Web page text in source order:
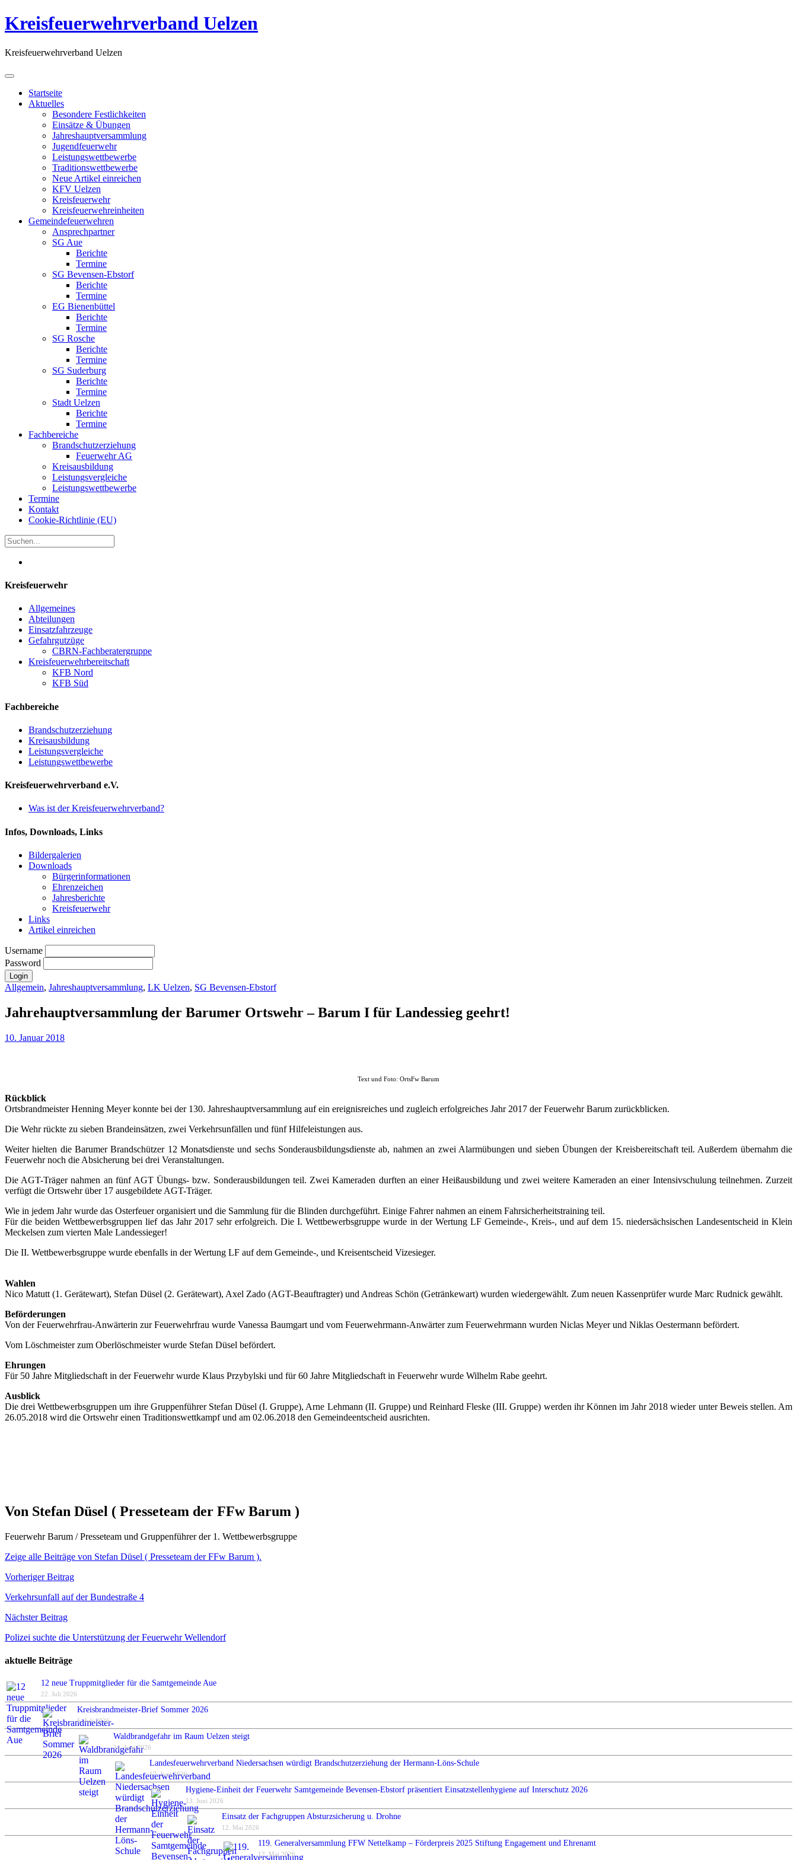
Kreisfeuerwehrverband Uelzen
Kreisfeuerwehrverband Uelzen
Startseite
Aktuelles
Besondere Festlichkeiten
Einsätze & Übungen
Jahreshauptversammlung
Jugendfeuerwehr
Leistungswettbewerbe
Traditionswettbewerbe
Neue Artikel einreichen
KFV Uelzen
Kreisfeuerwehr
Kreisfeuerwehreinheiten
Gemeindefeuerwehren
Ansprechpartner
SG Aue
Berichte
Termine
SG Bevensen-Ebstorf
Berichte
Termine
EG Bienenbüttel
Berichte
Termine
SG Rosche
Berichte
Termine
SG Suderburg
Berichte
Termine
Stadt Uelzen
Berichte
Termine
Fachbereiche
Brandschutzerziehung
Feuerwehr AG
Kreisausbildung
Leistungsvergleiche
Leistungswettbewerbe
Termine
Kontakt
Cookie-Richtlinie (EU)
Kreisfeuerwehr
Allgemeines
Abteilungen
Einsatzfahrzeuge
Gefahrgutzüge
CBRN-Fachberatergruppe
Kreisfeuerwehrbereitschaft
KFB Nord
KFB Süd
Fachbereiche
Brandschutzerziehung
Kreisausbildung
Leistungsvergleiche
Leistungswettbewerbe
Kreisfeuerwehrverband e.V.
Was ist der Kreisfeuerwehrverband?
Infos, Downloads, Links
Bildergalerien
Downloads
Bürgerinformationen
Ehrenzeichen
Jahresberichte
Kreisfeuerwehr
Links
Artikel einreichen
Username
Password
Allgemein, Jahreshauptversammlung, LK Uelzen, SG Bevensen-Ebstorf
Jahrehauptversammlung der Barumer Ortswehr – Barum I für Landessieg geehrt!
10. Januar 2018
Text und Foto: OrtsFw Barum
Rückblick
Ortsbrandmeister Henning Meyer konnte bei der 130. Jahreshauptversammlung auf ein ereignisreiches und zugleich erfolgreiches Jahr 2017 der Feuerwehr Barum zurückblicken.
Die Wehr rückte zu sieben Brandeinsätzen, zwei Verkehrsunfällen und fünf Hilfeleistungen aus.
Weiter hielten die Barumer Brandschützer 12 Monatsdienste und sechs Sonderausbildungsdienste ab, nahmen an zwei Alarmübungen und sieben Übungen der Kreisbereitschaft teil. Außerdem übernahm die
Feuerwehr noch die Absicherung bei drei Veranstaltungen.
Die AGT-Träger nahmen an fünf AGT Übungs- bzw. Sonderausbildungen teil. Zwei Kameraden durften an einer Heißausbildung und zwei weitere Kameraden an einer Intensivschulung teilnehmen. Zurzeit
verfügt die Ortswehr über 17 ausgebildete AGT-Träger.
Wie in jedem Jahr wurde das Osterfeuer organisiert und die Sammlung für die Blinden durchgeführt. Einige Fahrer nahmen an einem Fahrsicherheitstraining teil.
Für die beiden Wettbewerbsgruppen lief das Jahr 2017 sehr erfolgreich. Die I. Wettbewerbsgruppe wurde in der Wertung LF Gemeinde-, Kreis-, und auf dem 15. niedersächsischen Landesentscheid in Klein
Meckelsen zum vierten Male Landessieger!
Die II. Wettbewerbsgruppe wurde ebenfalls in der Wertung LF auf dem Gemeinde-, und Kreisentscheid Vizesieger.
Wahlen
Nico Matutt (1. Gerätewart), Stefan Düsel (2. Gerätewart), Axel Zado (AGT-Beauftragter) und Andreas Schön (Getränkewart) wurden wiedergewählt. Zum neuen Kassenprüfer wurde Marc Rudnick gewählt.
Beförderungen
Von der Feuerwehrfrau-Anwärterin zur Feuerwehrfrau wurde Vanessa Baumgart und vom Feuerwehrmann-Anwärter zum Feuerwehrmann wurden Niclas Meyer und Niklas Oestermann befördert.
Vom Löschmeister zum Oberlöschmeister wurde Stefan Düsel befördert.
Ehrungen
Für 50 Jahre Mitgliedschaft in der Feuerwehr wurde Klaus Przybylski und für 60 Jahre Mitgliedschaft in Feuerwehr wurde Wilhelm Rabe geehrt.
Ausblick
Die drei Wettbewerbsgruppen um ihre Gruppenführer Stefan Düsel (I. Gruppe), Arne Lehmann (II. Gruppe) und Reinhard Fleske (III. Gruppe) werden ihr Können im Jahr 2018 wieder unter Beweis stellen. Am
26.05.2018 wird die Ortswehr einen Traditionswettkampf und am 02.06.2018 den Gemeindeentscheid ausrichten.
Von Stefan Düsel ( Presseteam der FFw Barum )
Feuerwehr Barum / Presseteam und Gruppenführer der 1. Wettbewerbsgruppe
Zeige alle Beiträge von Stefan Düsel ( Presseteam der FFw Barum ).
Beitragsnavigation
Vorheriger Beitrag
Verkehrsunfall auf der Bundestraße 4
Nächster Beitrag
Polizei suchte die Unterstützung der Feuerwehr Wellendorf
aktuelle Beiträge
12 neue Truppmitglieder für die Samtgemeinde Aue
22. Juli 2026
Kreisbrandmeister-Brief Sommer 2026
6. Juli 2026
Waldbrandgefahr im Raum Uelzen steigt
24. Juni 2026
Landesfeuerwehrverband Niedersachsen würdigt Brandschutzerziehung der Hermann-Löns-Schule
17. Juni 2026
Hygiene-Einheit der Feuerwehr Samtgemeinde Bevensen-Ebstorf präsentiert Einsatzstellenhygiene auf Interschutz 2026
13. Juni 2026
Einsatz der Fachgruppen Absturzsicherung u. Drohne
12. Mai 2026
119. Generalversammlung FFW Nettelkamp – Förderpreis 2025 Stiftung Engagement und Ehrenamt
12. Mai 2026